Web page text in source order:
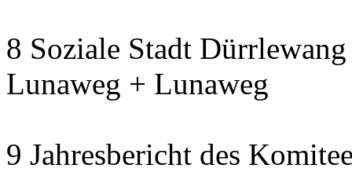
8 Soziale Stadt
Lunaweg + Lunaweg
9 Jahresbericht des